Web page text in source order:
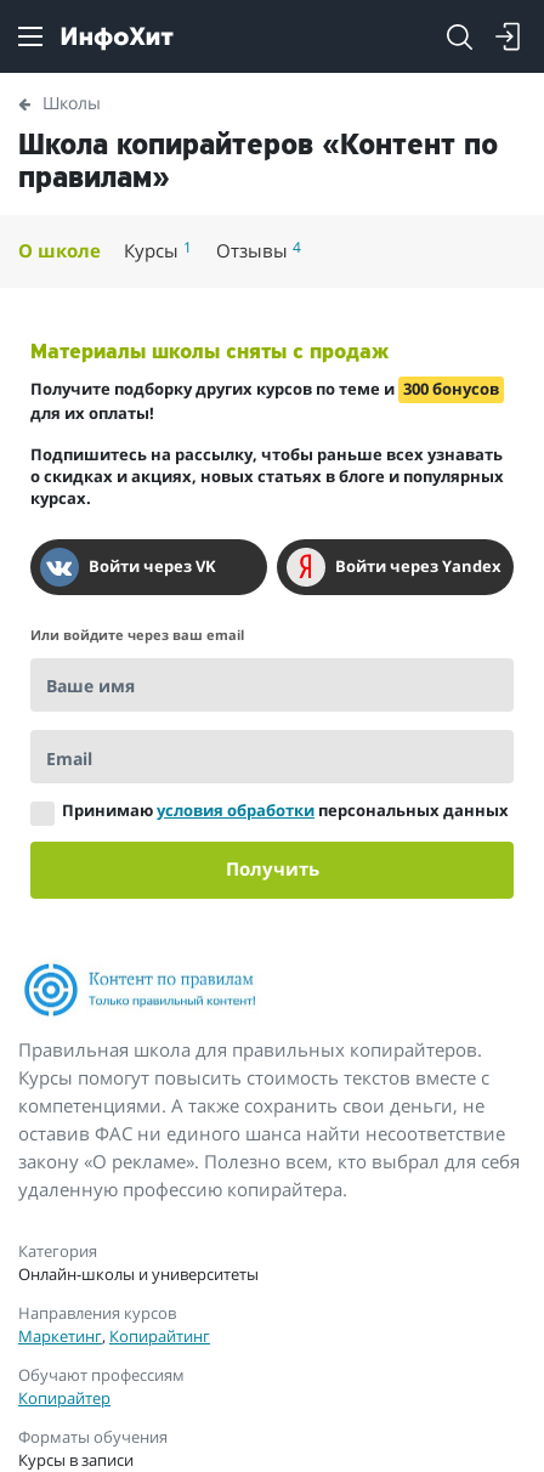
Школы
Школа копирайтеров «Контент по
правилам»
О школе Курсы 1 Отзывы 4
Правильная школа для правильных копирайтеров.
Курсы помогут повысить стоимость текстов вместе с
компетенциями. А также сохранить свои деньги, не
оставив ФАС ни единого шанса найти несоответствие
закону «О рекламе». Полезно всем, кто выбрал для себя
удаленную профессию копирайтера.
Категория
Онлайн-школы и университеты
Направления курсов
Маркетинг, Копирайтинг
Обучают профессиям
Копирайтер
Форматы обучения
Курсы в записи
Материалы школы сняты с продаж
Получите подборку других курсов по теме и 300 бонусов
для их оплаты!
Подпишитесь на рассылку, чтобы раньше всех узнавать
о скидках и акциях, новых статьях в блоге и популярных
курсах.
Войти через VK Войти через Yandex
Или войдите через ваш email
Ваше имя
Email
Принимаюусловия обработки персональных данных
Получить